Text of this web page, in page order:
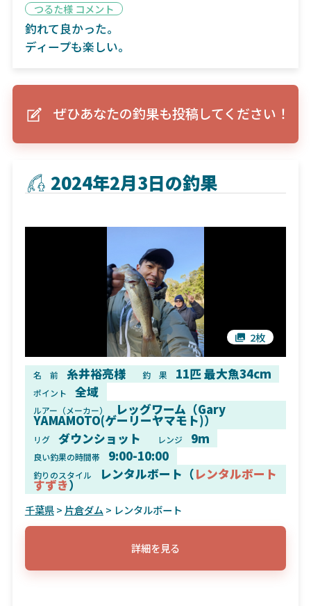
つるた様 コメント
釣れて良かった。
ディープも楽しい。
ぜひあなたの釣果も投稿してください！
2024年2月3日の釣果
2枚
名 前 糸井裕亮様 釣 果 11匹 最大魚34cm
ポイント 全域
ルアー（メーカー） レッグワーム（Gary
YAMAMOTO(ゲーリーヤマモト)）
リグ ダウンショット レンジ 9m
良い釣果の時間帯 9:00-10:00
釣りのスタイル レンタルボート（レンタルボート
すずき）
千葉県> 片倉ダム > レンタルボート
詳細を見る